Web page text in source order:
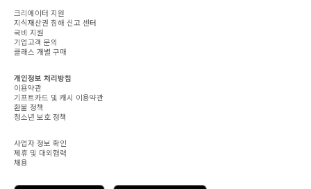
크리에이터 지원
지식재산권 침해 신고 센터
국비 지원
기업고객 문의
클래스 개별 구매
개인정보 처리방침
이용약관
기프트카드 및 캐시 이용약관
환불 정책
청소년 보호 정책
사업자 정보 확인
제휴 및 대외협력
채용